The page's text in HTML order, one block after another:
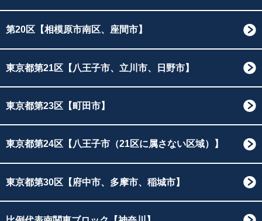
第20区【相模原市南区、座間市】
東京都第21区【八王子市、立川市、日野市】
東京都第23区【町田市】
東京都第24区【八王子市（21区に属さない区域）】
東京都第30区【府中市、多摩市、稲城市】